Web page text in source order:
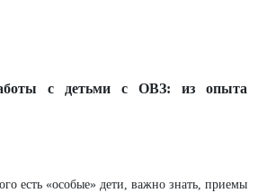
с детьми с ОВЗ: из опыта
есть «особые» дети, важно знать, приемы